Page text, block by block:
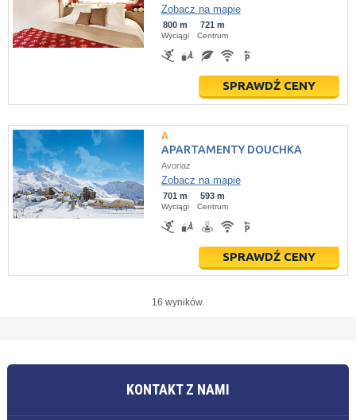
Zobacz na mapie
800 m
Wyciągi
721 m
Centrum
SPRAWDŹ CENY
APARTAMENTY DOUCHKA
Avoriaz
Zobacz na mapie
701 m
Wyciągi
593 m
Centrum
SPRAWDŹ CENY
16 wyników.
KONTAKT Z NAMI